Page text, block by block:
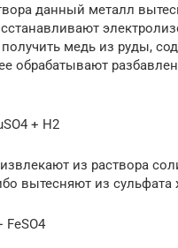
данный металл
медь из руды,
обрабатывают
+ Н2
из раствора
вытесняют из сульфата
FеSO4